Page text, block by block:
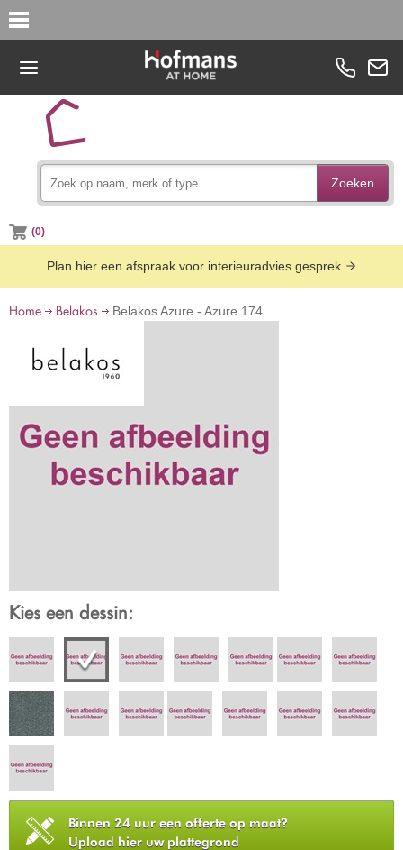
Zoeken
(0)
Plan hier een afspraak voor interieuradvies gesprek
Home Belakos Belakos Azure - Azure 174
Kies een dessin:
Binnen 24 uur een offerte op maat?
Upload hier uw plattegrond